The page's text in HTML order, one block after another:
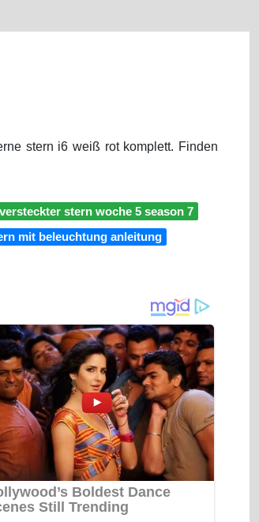
stern i6 weiß rot komplett. Finden
versteckter stern woche 5 season 7
mit beleuchtung anleitung